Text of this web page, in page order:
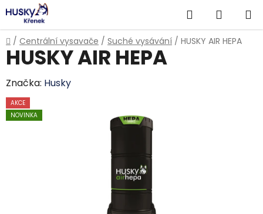
Přejít
na
obsah
Hledat
KOŠÍK
Domů
/ Centrální vysavače / Suché vysávání / HUSKY AIR HEPA
HUSKY AIR HEPA
Značka: Husky
AKCE
NOVINKA